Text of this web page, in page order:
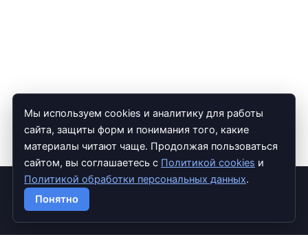
Мы используем cookies и аналитику для работы
сайта, защиты форм и понимания того, какие
материалы читают чаще. Продолжая пользоваться
сайтом, вы соглашаетесь с Политикой cookies и
Политикой обработки персональных данных.
Понятно